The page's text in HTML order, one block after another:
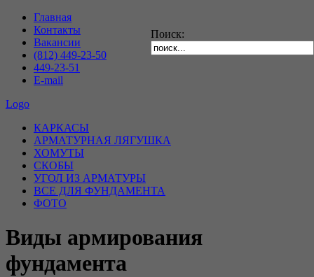
Главная
Контакты
Вакансии
(812) 449-23-50
449-23-51
E-mail
Logo
КАРКАСЫ
АРМАТУРНАЯ ЛЯГУШКА
ХОМУТЫ
СКОБЫ
УГОЛ ИЗ АРМАТУРЫ
ВСЕ ДЛЯ ФУНДАМЕНТА
ФОТО
Виды армирования
фундамента
Поиск: